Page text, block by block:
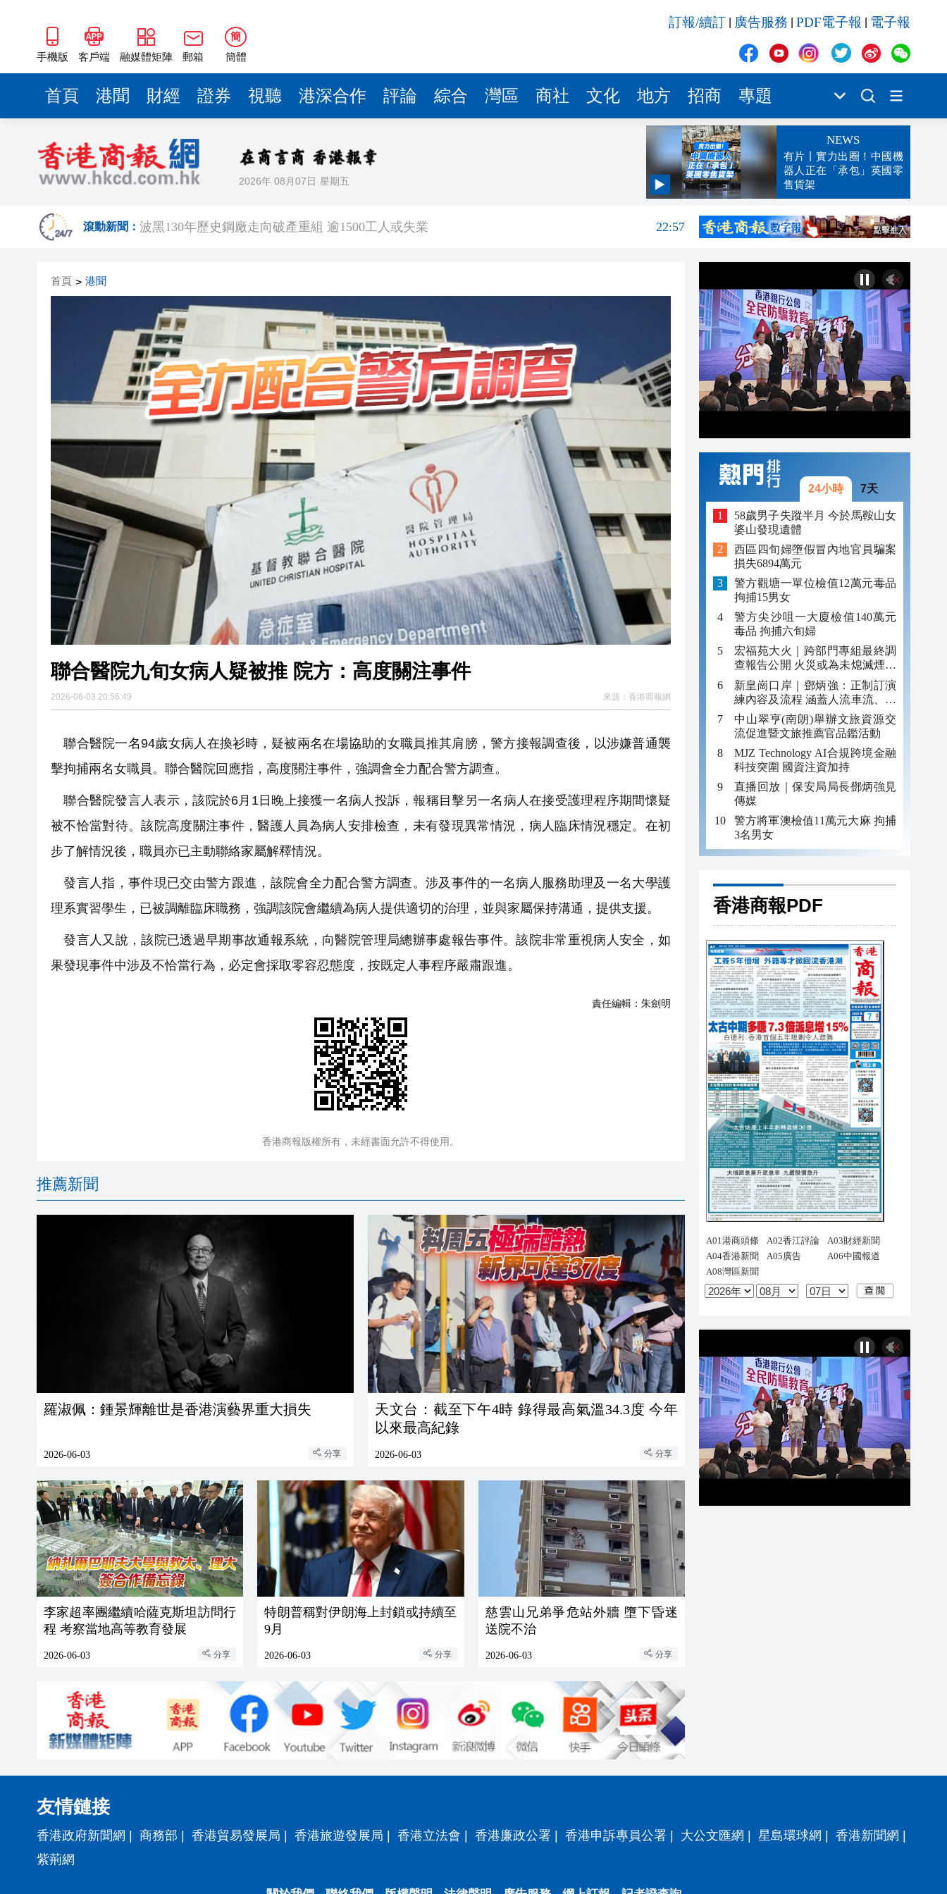
手機版 客戶端 融媒體矩陣 郵箱
簡
簡體
訂報/續訂 廣告服務 PDF電子報 電子報
首頁 港聞 財經 證券 視聽 港深合作 評論 綜合 灣區 商社 文化 地方 招商 專題
2026年 08月07日 星期五
NEWS
有片丨實力出圈！中國機
器人正在「承包」英國零
售貨架
滾動新聞：
23:21
波黑130年歷史鋼廠走向破產重組 逾1500工人或失業
22:57
美勞動力市場迅速降溫 美元指數跌至兩個月低位
路易斯迪亞斯轟世界波 拜仁2:1挫維拉
有片丨宇樹科技IPO路演現場 CEO王興興發聲：讓人工智能為社會服務
21:57
美7月非農職位突轉跌2.3萬 美聯儲減息預期升溫
21:41
首頁 > 港聞
聯合醫院九旬女病人疑被推 院方：高度關注事件
2026-06-03 20:56:49 來源： 香港商報網
聯合醫院一名94歲女病人在換衫時，疑被兩名在場協助的女職員推其肩膀，警方接報調查後，以涉嫌普通襲
擊拘捕兩名女職員。聯合醫院回應指，高度關注事件，強調會全力配合警方調查。
聯合醫院發言人表示，該院於6月1日晚上接獲一名病人投訴，報稱目擊另一名病人在接受護理程序期間懷疑
被不恰當對待。該院高度關注事件，醫護人員為病人安排檢查，未有發現異常情況，病人臨床情況穩定。在初
步了解情況後，職員亦已主動聯絡家屬解釋情況。
發言人指，事件現已交由警方跟進，該院會全力配合警方調查。涉及事件的一名病人服務助理及一名大學護
理系實習學生，已被調離臨床職務，強調該院會繼續為病人提供適切的治理，並與家屬保持溝通，提供支援。
發言人又說，該院已透過早期事故通報系統，向醫院管理局總辦事處報告事件。該院非常重視病人安全，如
果發現事件中涉及不恰當行為，必定會採取零容忍態度，按既定人事程序嚴肅跟進。
責任編輯： 朱劍明
香港商報版權所有，未經書面允許不得使用。
推薦新聞
羅淑佩：鍾景輝離世是香港演藝界重大損失
2026-06-03 分享
天文台：截至下午4時 錄得最高氣溫34.3度 今年
以來最高紀錄
2026-06-03 分享
李家超率團繼續哈薩克斯坦訪問行
程 考察當地高等教育發展
2026-06-03 分享
特朗普稱對伊朗海上封鎖或持續至
9月
2026-06-03 分享
慈雲山兄弟爭危站外牆 墮下昏迷
送院不治
2026-06-03 分享
24小時 7天
58歲男子失蹤半月 今於馬鞍山女
婆山發現遺體
西區四旬婦墮假冒內地官員騙案
損失6894萬元
警方觀塘一單位檢值12萬元毒品
拘捕15男女
警方尖沙咀一大廈檢值140萬元
毒品 拘捕六旬婦
宏福苑大火｜跨部門專組最終調
查報告公開 火災或為未熄滅煙頭
引發
新皇崗口岸｜鄧炳強：正制訂演
練內容及流程 涵蓋人流車流、緊
急應變等
中山翠亨(南朗)舉辦文旅資源交
流促進暨文旅推薦官品鑑活動
MJZ Technology AI合規跨境金融
科技突圍 國資注資加持
直播回放｜保安局局長鄧炳強見
傳媒
警方將軍澳檢值11萬元大麻 拘捕
3名男女
香港商報PDF
友情鏈接
香港政府新聞網 商務部 香港貿易發展局 香港旅遊發展局 香港立法會 香港廉政公署 香港申訴專員公署 大公文匯網 星島環球網 香港新聞網
紫荊網